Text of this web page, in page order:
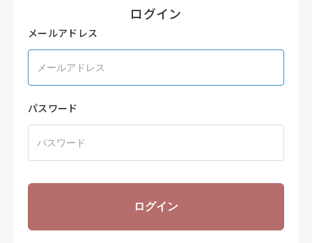
ログイン
メールアドレス
パスワード
ログイン